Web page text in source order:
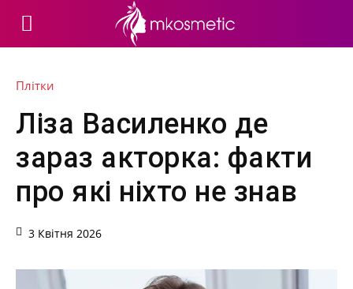
Плітки
Ліза Василенко де
зараз акторка: факти
про які ніхто не знав
3 Квітня 2026